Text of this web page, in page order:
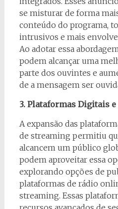
se misturar de forma
conteúdo do programa,
intrusivos e mais
Ao adotar essa
podem alcançar uma
parte dos ouvintes e
de a mensagem ser
3. Plataformas Digitais
A expansão das
de streaming permitiu
alcancem um público
podem aproveitar essa
explorando opções de
plataformas de rádio
streaming. Essas